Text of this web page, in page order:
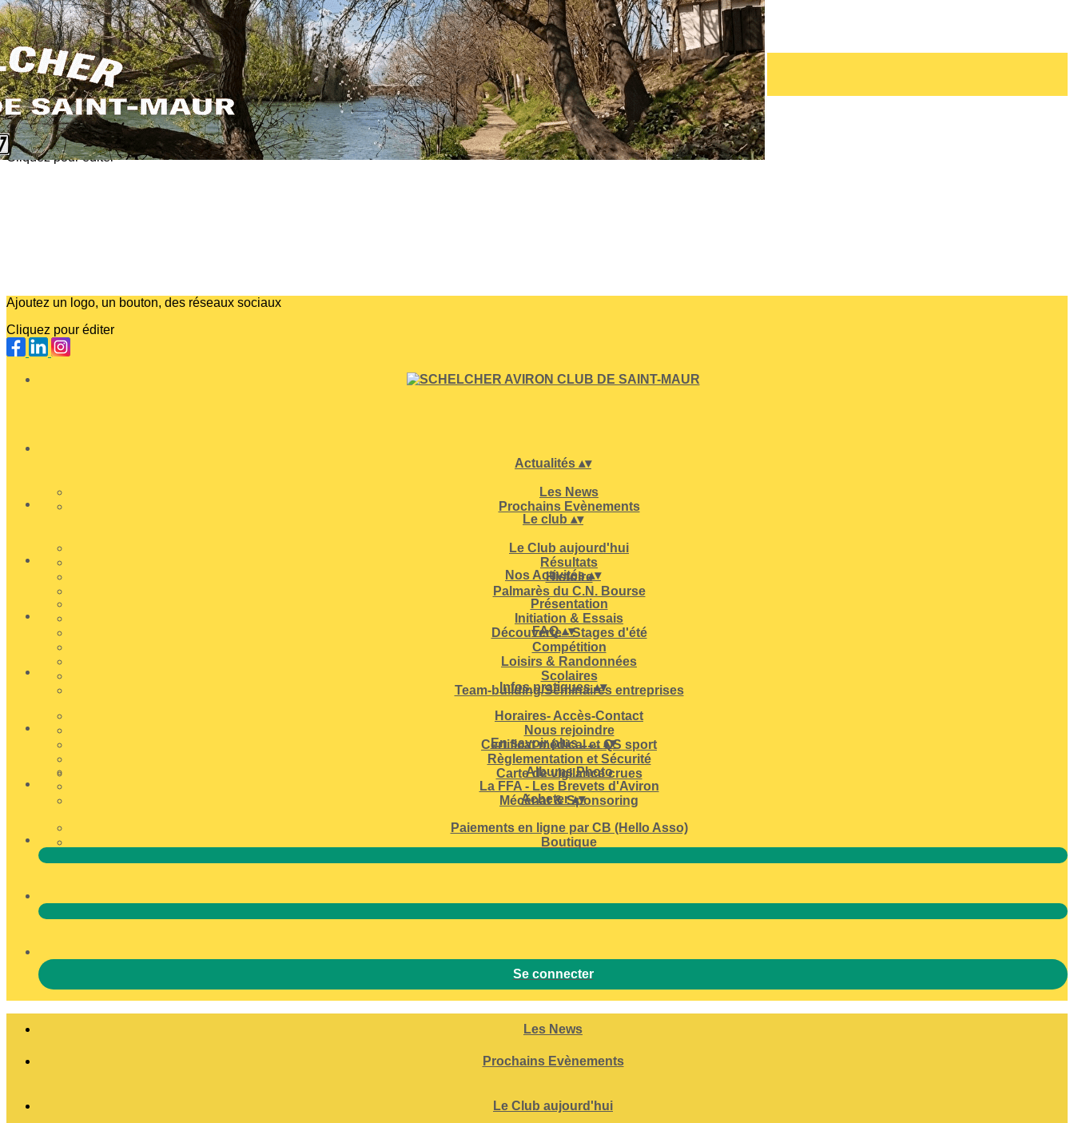
Exporter les lignes sélectionnées
Exporter toutes les colonnes
Exporter uniquement les colonnes affichées
Menu
?>
Images de la page d'accueil
Cliquez pour éditer
Ajoutez un logo, un bouton, des réseaux sociaux
Cliquez pour éditer
Actualités ▴▾
Les News
Prochains Evènements
Le club ▴▾
Le Club aujourd'hui
Résultats
Histoire
Palmarès du C.N. Bourse
Nos Activités▴▾
Présentation
Initiation & Essais
Découverte - Stages d'été
Compétition
Loisirs & Randonnées
Scolaires
Team-building/Séminaires entreprises
FAQ▴▾
Infos pratiques▴▾
Horaires- Accès-Contact
Nous rejoindre
Certificat médical et QS sport
Règlementation et Sécurité
Carte de vigilance crues
En savoir plus ...... ▴▾
Albums Photo
La FFA - Les Brevets d'Aviron
Mécénat & Sponsoring
Acheter▴▾
Paiements en ligne par CB (Hello Asso)
Boutique
Se connecter
Les News
Prochains Evènements
Le Club aujourd'hui